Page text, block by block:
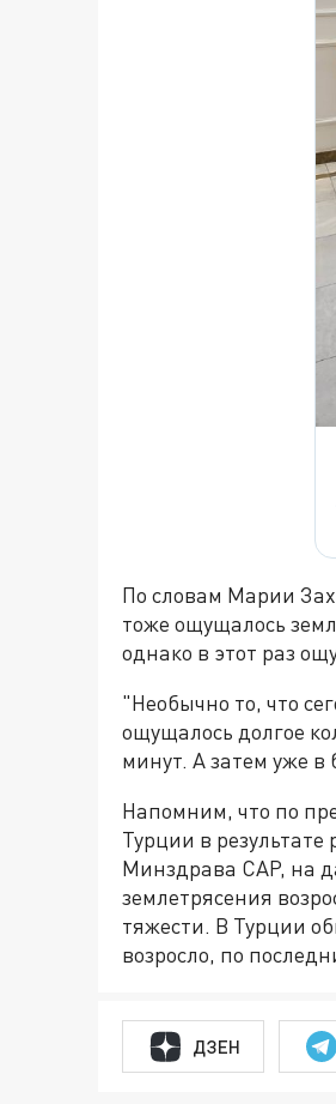
По словам Марии
тоже ощущалось
однако в этот раз
"Необычно то, что
ощущалось долгое
минут. А затем уже в
Напомним, что по
Турции в
Минздрава САР, на
землетрясения
тяжести. В Турции
возросло, по
ДЗЕН